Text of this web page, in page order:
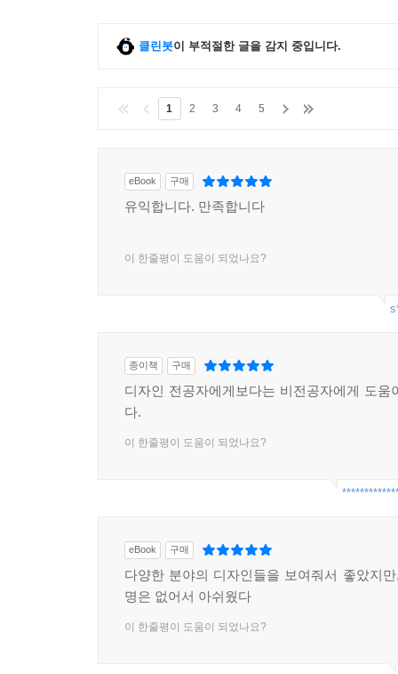
클린봇이 부적절한 글을 감지 중입니다.
1 2 3 4 5
eBook 구매
유익합니다. 만족합니다
이 한줄평이 도움이 되었나요?
종이책 구매
디자인 전공자에게보다는 비전공자에게 도움
다.
이 한줄평이 도움이 되었나요?
eBook 구매
다양한 분야의 디자인들을 보여줘서 좋았지
명은 없어서 아쉬웠다
이 한줄평이 도움이 되었나요?